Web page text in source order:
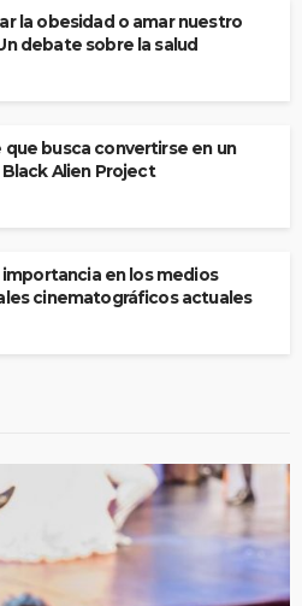
la obesidad o amar nuestro
debate sobre la salud
que busca convertirse en un
Black Alien Project
importancia en los medios
cinematográficos actuales